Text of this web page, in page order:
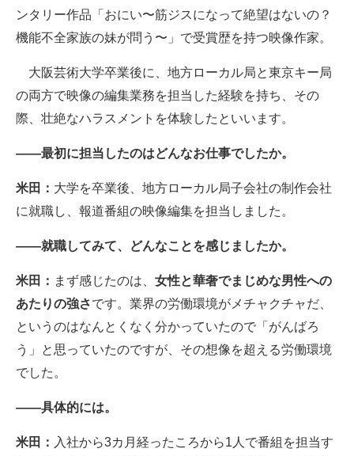
ンタリー作品「おにい〜筋ジスになって絶望はないの？
機能不全家族の妹が問う〜」で受賞歴を持つ映像作家。
大阪芸術大学卒業後に、地方ローカル局と東京キー局
の両方で映像の編集業務を担当した経験を持ち、その
際、壮絶なハラスメントを体験したといいます。
――最初に担当したのはどんなお仕事でしたか。
米田： 大学を卒業後、地方ローカル局子会社の制作会社
に就職し、報道番組の映像編集を担当しました。
――就職してみて、どんなことを感じましたか。
米田： まず感じたのは、 女性と華奢でまじめな男性への
あたりの強さです。業界の労働環境がメチャクチャだ、
というのはなんとくなく分かっていたので「がんばろ
う」と思っていたのですが、その想像を超える労働環境
でした。
――具体的には。
米田： 入社から3カ月経ったころから1人で番組を担当す